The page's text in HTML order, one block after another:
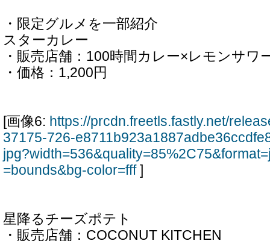
・限定グルメを一部紹介
スターカレー
・販売店舗：100時間カレー×レモンサワ
・価格：1,200円
[画像6: https://prcdn.freetls.fastly.net/
37175-726-
=bounds&bg-color=fff]
星降るチーズポテト
・販売店舗：COCONUT KITCHEN